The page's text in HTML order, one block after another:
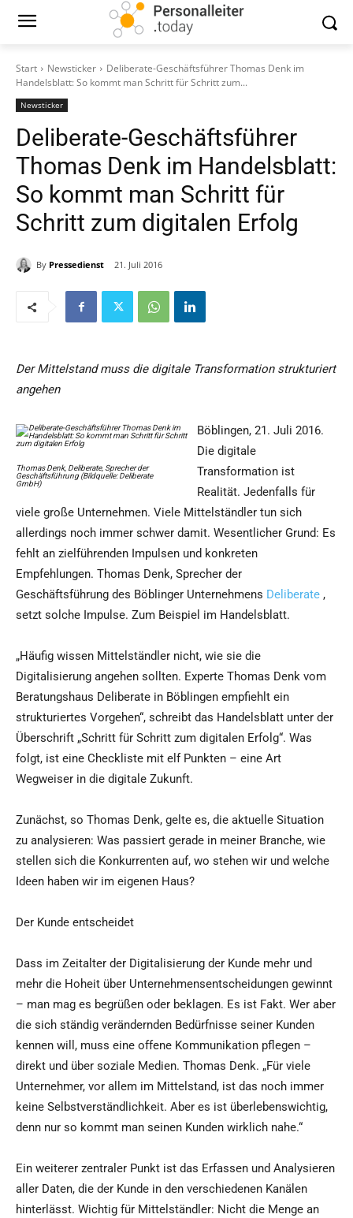
Start Newsticker
Deliberate-Geschäftsführer Thomas Denk im
Handelsblatt: So kommt man Schritt für Schritt zum...
Newsticker
Deliberate-Geschäftsführer
Thomas Denk im Handelsblatt:
So kommt man Schritt für
Schritt zum digitalen Erfolg
By Pressedienst 21. Juli 2016
Der Mittelstand muss die digitale Transformation strukturiert
angehen
Thomas Denk, Deliberate, Sprecher der
Geschäftsführung (Bildquelle: Deliberate
GmbH)
Böblingen, 21. Juli 2016.
Die digitale
Transformation ist
Realität. Jedenfalls für
viele große Unternehmen. Viele Mittelständler tun sich
allerdings noch immer schwer damit. Wesentlicher Grund: Es
fehlt an zielführenden Impulsen und konkreten
Empfehlungen. Thomas Denk, Sprecher der
Geschäftsführung des Böblinger Unternehmens Deliberate ,
setzt solche Impulse. Zum Beispiel im Handelsblatt.
„Häufig wissen Mittelständler nicht, wie sie die
Digitalisierung angehen sollten. Experte Thomas Denk vom
Beratungshaus Deliberate in Böblingen empfiehlt ein
strukturiertes Vorgehen“, schreibt das Handelsblatt unter der
Überschrift „Schritt für Schritt zum digitalen Erfolg“. Was
folgt, ist eine Checkliste mit elf Punkten – eine Art
Wegweiser in die digitale Zukunft.
Zunächst, so Thomas Denk, gelte es, die aktuelle Situation
zu analysieren: Was passiert gerade in meiner Branche, wie
stellen sich die Konkurrenten auf, wo stehen wir und welche
Ideen haben wir im eigenen Haus?
Der Kunde entscheidet
Dass im Zeitalter der Digitalisierung der Kunde mehr und
mehr die Hoheit über Unternehmensentscheidungen gewinnt
– man mag es begrüßen oder beklagen. Es ist Fakt. Wer aber
die sich ständig verändernden Bedürfnisse seiner Kunden
kennen will, muss eine offene Kommunikation pflegen –
direkt und über soziale Medien. Thomas Denk. „Für viele
Unternehmer, vor allem im Mittelstand, ist das noch immer
keine Selbstverständlichkeit. Aber es ist überlebenswichtig,
denn nur so kommt man seinen Kunden wirklich nahe.“
Ein weiterer zentraler Punkt ist das Erfassen und Analysieren
aller Daten, die der Kunde in den verschiedenen Kanälen
hinterlässt. Wichtig für Mittelständler: Nicht die Menge an